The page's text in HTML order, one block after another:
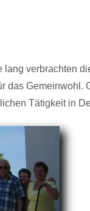
verbrachten
das Gemeinwohl.
Tätigkeit in